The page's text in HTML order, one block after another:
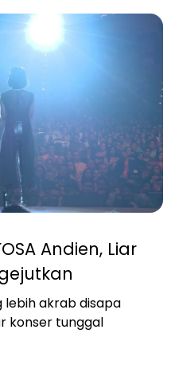
Andien, Liar
lebih akrab disapa
konser tunggal